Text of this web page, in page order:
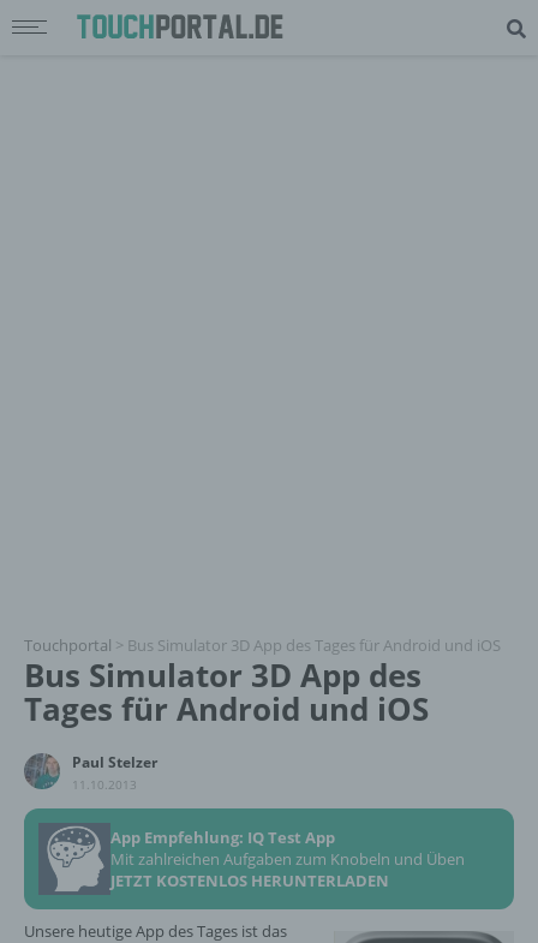
Touchportal > Bus Simulator 3D App des Tages für Android und iOS
Bus Simulator 3D App des
Tages für Android und iOS
Paul Stelzer
11.10.2013
App Empfehlung: IQ Test App
Mit zahlreichen Aufgaben zum Knobeln und Üben
JETZT KOSTENLOS HERUNTERLADEN
Unsere heutige App des Tages ist das